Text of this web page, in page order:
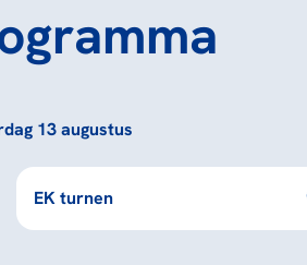
13 augustus
EK turnen